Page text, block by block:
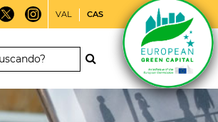
VAL CAS